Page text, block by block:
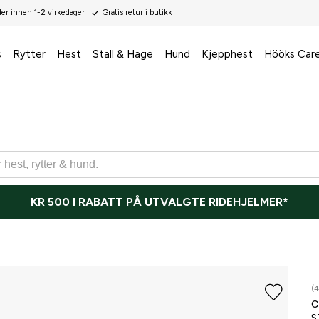
innen 1-2 virkedager Gratis retur i butikk
Rytter Hest Stall & Hage Hund Kjepphest Hööks
KR 500 I RABATT PÅ UTVALGTE RIDEHJELMER*